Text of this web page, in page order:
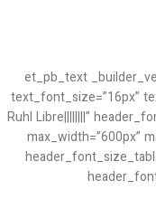
[/et_pb_text][et_pb_text
text_font_size=”16px”
Ruhl Libre||||||||”
max_width=”600px”